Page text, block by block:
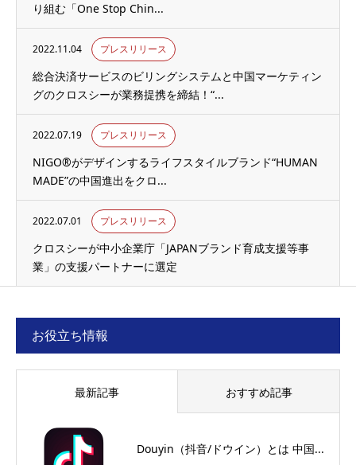
り組む「One Stop Chin...
2022.11.04 プレスリリース
総合決済サービスのビリングシステムと中国マーケティン
グのクロスシーが業務提携を締結！“...
2022.07.19 プレスリリース
NIGO®がデザインするライフスタイルブランド“HUMAN
MADE”の中国進出をクロ...
2022.07.01 プレスリリース
クロスシーが中小企業庁「JAPANブランド育成支援等事
業」の支援パートナーに選定
お役立ち情報
最新記事 おすすめ記事
Douyin（抖音/ドウイン）とは 中国...